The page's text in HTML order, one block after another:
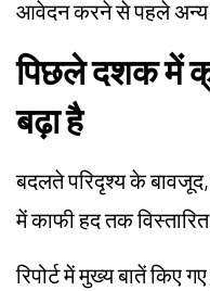
आवेदन करने से पहले अन्य
पिछले दशक में
बढ़ा है
बदलते परिदृश्य के बावजूद,
में काफी हद तक
रिपोर्ट में मुख्य बातें किए